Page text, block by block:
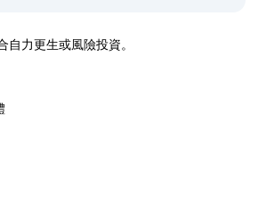
力更生或風險投資。